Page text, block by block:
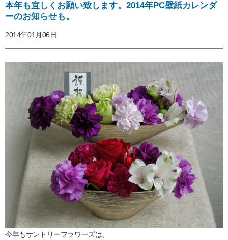
本年も宜しくお願い致します。2014年PC壁紙カレンダ
ーのお知らせも。
2014年01月06日
今年もサントリーフラワーズは、